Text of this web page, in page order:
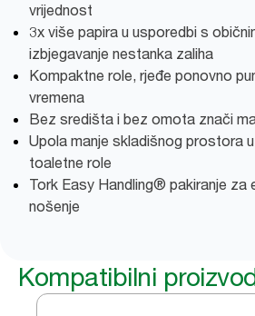
vrijednost
3x više papira u usporedbi s
izbjegavanje nestanka zaliha
Kompaktne role, rjeđe ponovno
vremena
Bez središta i bez omota znači
Upola manje skladišnog prostora
toaletne role
Tork Easy Handling® pakiranje za
nošenje
Kompatibilni